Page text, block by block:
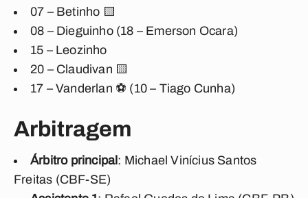
07 – Betinho 🟨
08 – Dieguinho (18 – Emerson Ocara)
15 – Leozinho
20 – Claudivan 🟨
17 – Vanderlan ⚽ (10 – Tiago Cunha)
Arbitragem
Árbitro principal : Michael Vinícius Santos
Freitas (CBF-SE)